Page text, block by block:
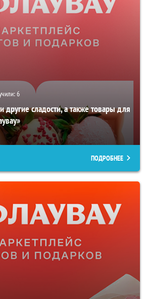
6
сладости, а также товары для
ПОДРОБНЕЕ